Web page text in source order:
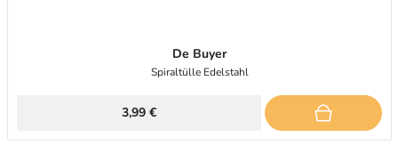
De Buyer
Spiraltülle Edelstahl
3,99 €